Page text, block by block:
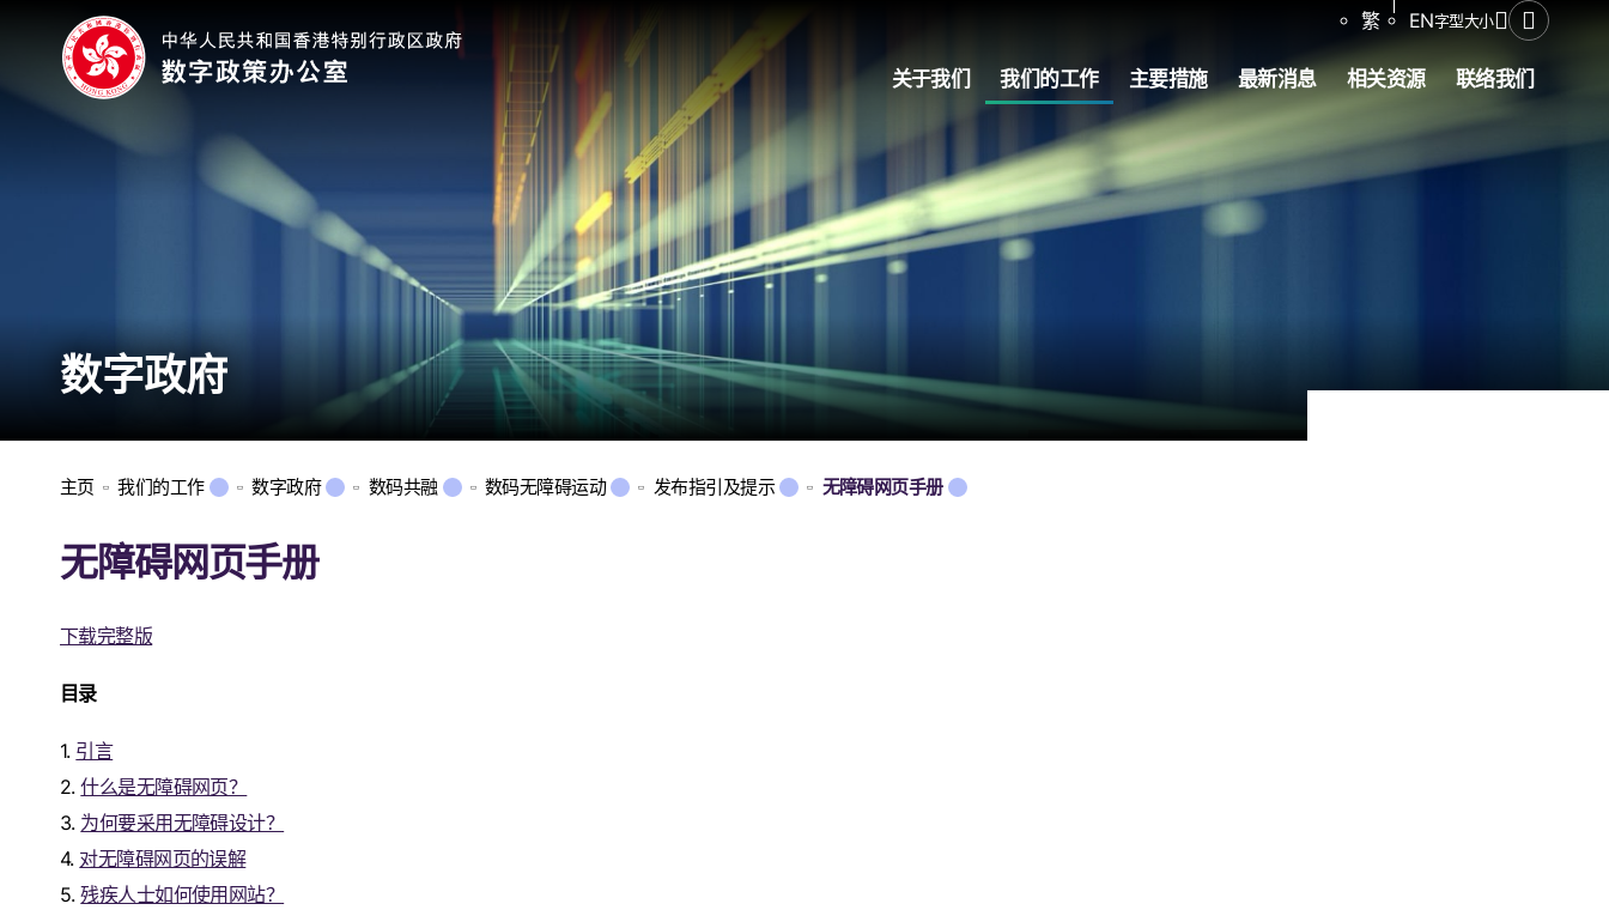
繁 EN字型大小分享打开搜寻
关于我们 我们的工作 主要措施 最新消息 相关资源 联络我们
数字政府
主页 我们的工作 数字政府 数码共融 数码无障碍运动 发布指引及提示 无障碍网页手册
无障碍网页手册
下载完整版
目录
1. 引言
2.什么是无障碍网页？
3. 为何要采用无障碍设计？
4. 对无障碍网页的误解
5.残疾人士如何使用网站？